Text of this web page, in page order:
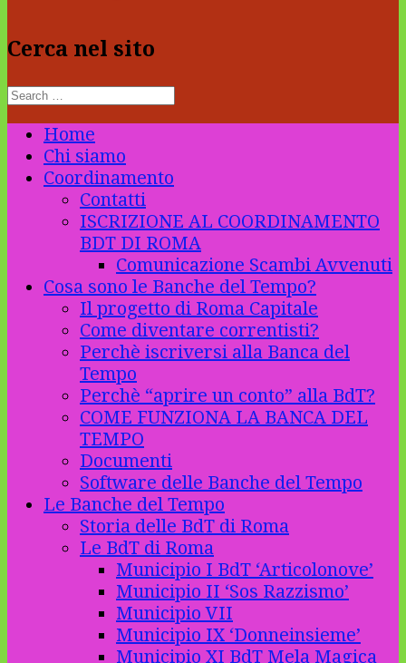
Cerca nel sito
Home
Chi siamo
Coordinamento
Contatti
ISCRIZIONE AL COORDINAMENTO
BDT DI ROMA
Comunicazione Scambi Avvenuti
Cosa sono le Banche del Tempo?
Il progetto di Roma Capitale
Come diventare correntisti?
Perchè iscriversi alla Banca del
Tempo
Perchè “aprire un conto” alla BdT?
COME FUNZIONA LA BANCA DEL
TEMPO
Documenti
Software delle Banche del Tempo
Le Banche del Tempo
Storia delle BdT di Roma
Le BdT di Roma
Municipio I BdT ‘Articolonove’
Municipio II ‘Sos Razzismo’
Municipio VII
Municipio IX ‘Donneinsieme’
Municipio XI BdT Mela Magica